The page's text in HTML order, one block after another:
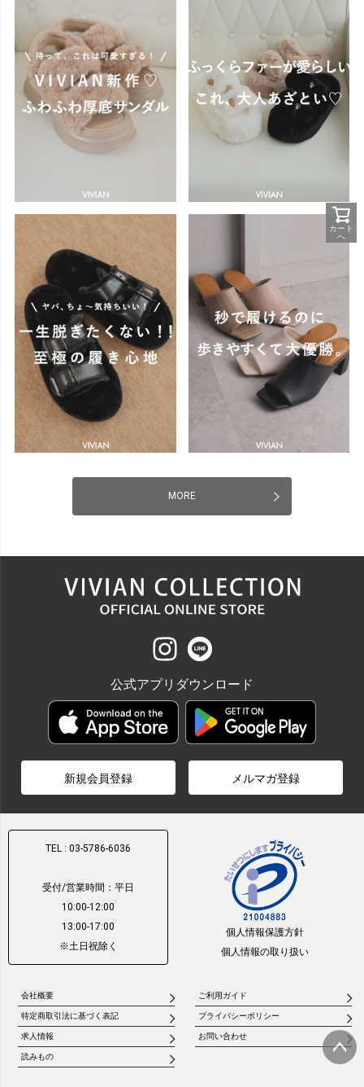
MORE
カート
へ
公式アプリダウンロード
新規会員登録 メルマガ登録
TEL : 03-5786-6036
受付/営業時間：平日
10:00-12:00
13:00-17:00
※土日祝除く
個人情報保護方針
個人情報の取り扱い
会社概要 ご利用ガイド
特定商取引法に基づく表記 プライバシーポリシー
求人情報 お問い合わせ
読みもの